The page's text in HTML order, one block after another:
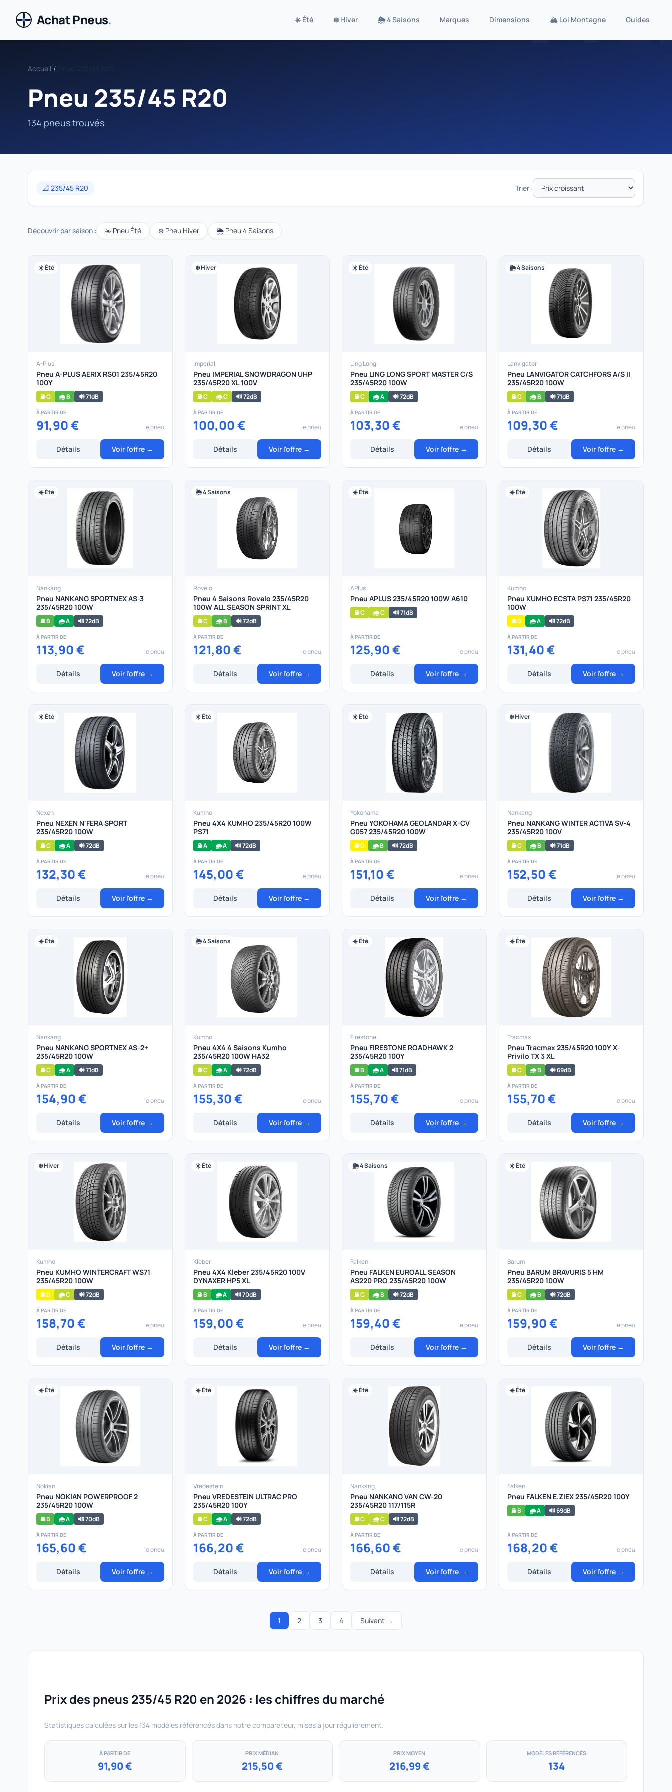
Achat Pneus. ☀️ Été ❄️ Hiver 🌦️ 4 Saisons Marques Dimensions 🏔️ Loi Montagne Guides
Accueil /
Pneu 235/45 R20
134 pneus trouvés
📐 235/45 R20 Trier :
Découvrir par saison : ☀️ Pneu Été ❄️ Pneu Hiver 🌦️ Pneu 4 Saisons
☀️ Été
A-Plus
Pneu A-PLUS AERIX RS01 235/45R20
100Y
⛽ C 🌧️ B 🔊 71dB
À PARTIR DE
91,90 € le pneu
Détails Voir l'offre →
❄️ Hiver
Imperial
Pneu IMPERIAL SNOWDRAGON UHP
235/45R20 XL 100V
⛽ C 🌧️ C 🔊 72dB
À PARTIR DE
100,00 € le pneu
Détails Voir l'offre →
☀️ Été
Ling Long
Pneu LING LONG SPORT MASTER C/S
235/45R20 100W
⛽ C 🌧️ A 🔊 72dB
À PARTIR DE
103,30 € le pneu
Détails Voir l'offre →
🌦️ 4 Saisons
Lanvigator
Pneu LANVIGATOR CATCHFORS A/S II
235/45R20 100W
⛽ C 🌧️ B 🔊 71dB
À PARTIR DE
109,30 € le pneu
Détails Voir l'offre →
☀️ Été
Nankang
Pneu NANKANG SPORTNEX AS-3
235/45R20 100W
⛽ B 🌧️ A 🔊 72dB
À PARTIR DE
113,90 € le pneu
Détails Voir l'offre →
🌦️ 4 Saisons
Rovelo
Pneu 4 Saisons Rovelo 235/45R20
100W ALL SEASON SPRINT XL
⛽ C 🌧️ B 🔊 72dB
À PARTIR DE
121,80 € le pneu
Détails Voir l'offre →
☀️ Été
APlus
Pneu APLUS 235/45R20 100W A610
⛽ C 🌧️ C 🔊 71dB
À PARTIR DE
125,90 € le pneu
Détails Voir l'offre →
☀️ Été
Kumho
Pneu KUMHO ECSTA PS71 235/45R20
100W
⛽ D 🌧️ A 🔊 72dB
À PARTIR DE
131,40 € le pneu
Détails Voir l'offre →
☀️ Été
Nexen
Pneu NEXEN N'FERA SPORT
235/45R20 100W
⛽ C 🌧️ A 🔊 72dB
À PARTIR DE
132,30 € le pneu
Détails Voir l'offre →
☀️ Été
Kumho
Pneu 4X4 KUMHO 235/45R20 100W
PS71
⛽ A 🌧️ A 🔊 72dB
À PARTIR DE
145,00 € le pneu
Détails Voir l'offre →
☀️ Été
Yokohama
Pneu YOKOHAMA GEOLANDAR X-CV
G057 235/45R20 100W
⛽ D 🌧️ B 🔊 72dB
À PARTIR DE
151,10 € le pneu
Détails Voir l'offre →
❄️ Hiver
Nankang
Pneu NANKANG WINTER ACTIVA SV-4
235/45R20 100V
⛽ C 🌧️ B 🔊 71dB
À PARTIR DE
152,50 € le pneu
Détails Voir l'offre →
☀️ Été
Nankang
Pneu NANKANG SPORTNEX AS-2+
235/45R20 100W
⛽ C 🌧️ A 🔊 71dB
À PARTIR DE
154,90 € le pneu
Détails Voir l'offre →
🌦️ 4 Saisons
Kumho
Pneu 4X4 4 Saisons Kumho
235/45R20 100W HA32
⛽ C 🌧️ A 🔊 72dB
À PARTIR DE
155,30 € le pneu
Détails Voir l'offre →
☀️ Été
Firestone
Pneu FIRESTONE ROADHAWK 2
235/45R20 100Y
⛽ B 🌧️ A 🔊 71dB
À PARTIR DE
155,70 € le pneu
Détails Voir l'offre →
☀️ Été
Tracmax
Pneu Tracmax 235/45R20 100Y X-
Privilo TX 3 XL
⛽ C 🌧️ B 🔊 69dB
À PARTIR DE
155,70 € le pneu
Détails Voir l'offre →
❄️ Hiver
Kumho
Pneu KUMHO WINTERCRAFT WS71
235/45R20 100W
⛽ D 🌧️ C 🔊 72dB
À PARTIR DE
158,70 € le pneu
Détails Voir l'offre →
☀️ Été
Kleber
Pneu 4X4 Kleber 235/45R20 100V
DYNAXER HP5 XL
⛽ B 🌧️ A 🔊 70dB
À PARTIR DE
159,00 € le pneu
Détails Voir l'offre →
🌦️ 4 Saisons
Falken
Pneu FALKEN EUROALL SEASON
AS220 PRO 235/45R20 100W
⛽ C 🌧️ B 🔊 72dB
À PARTIR DE
159,40 € le pneu
Détails Voir l'offre →
☀️ Été
Barum
Pneu BARUM BRAVURIS 5 HM
235/45R20 100W
⛽ C 🌧️ B 🔊 72dB
À PARTIR DE
159,90 € le pneu
Détails Voir l'offre →
☀️ Été
Nokian
Pneu NOKIAN POWERPROOF 2
235/45R20 100W
⛽ B 🌧️ A 🔊 70dB
À PARTIR DE
165,60 € le pneu
Détails Voir l'offre →
☀️ Été
Vredestein
Pneu VREDESTEIN ULTRAC PRO
235/45R20 100Y
⛽ C 🌧️ A 🔊 72dB
À PARTIR DE
166,20 € le pneu
Détails Voir l'offre →
☀️ Été
Nankang
Pneu NANKANG VAN CW-20
235/45R20 117/115R
⛽ C 🌧️ C 🔊 72dB
À PARTIR DE
166,60 € le pneu
Détails Voir l'offre →
☀️ Été
Falken
Pneu FALKEN E.ZIEX 235/45R20 100Y
⛽ B 🌧️ A 🔊 69dB
À PARTIR DE
168,20 € le pneu
Détails Voir l'offre →
1 2 3 4 Suivant →
Prix des pneus 235/45 R20 en 2026 : les chiffres du marché
Statistiques calculées sur les 134 modèles référencés dans notre comparateur, mises à jour régulièrement.
À PARTIR DE
91,90 €
PRIX MÉDIAN
215,50 €
PRIX MOYEN
216,99 €
MODÈLES RÉFÉRENCÉS
134